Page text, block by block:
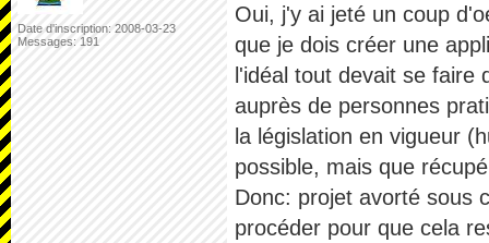
Date d'inscription: 2008-03-23
Messages: 191
Oui, j'y ai jeté un coup
que je dois créer une
l'idéal tout devait se faire
auprès de personnes
la législation en vigueur
possible, mais que
Donc: projet avorté sous
procéder pour que cela